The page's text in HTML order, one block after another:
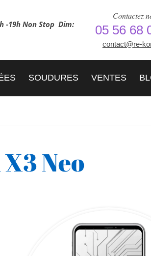
-19h Non Stop Dim:
Contactez
05 56 68
contact@re-
SOUDURES VENTES
Neo